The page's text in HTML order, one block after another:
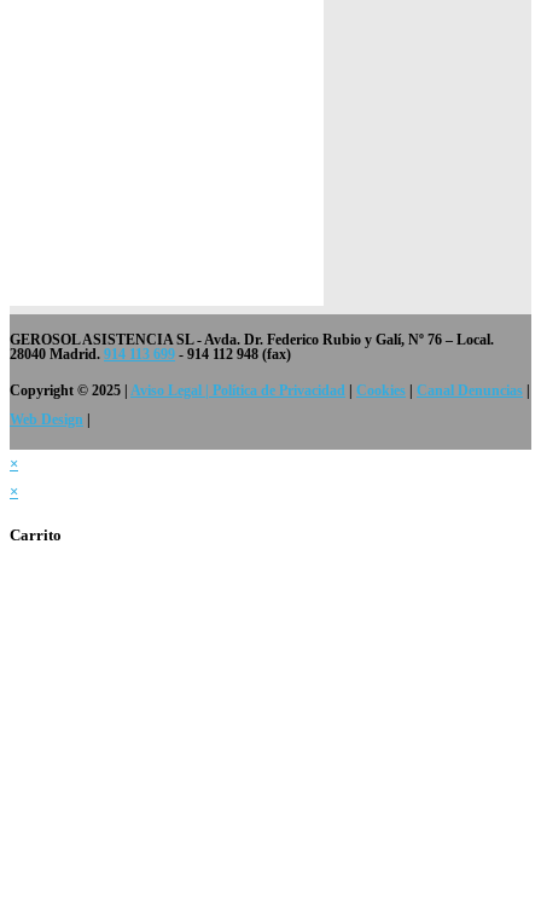
GEROSOL ASISTENCIA SL- Avda. Dr. Federico Rubio y Galí, Nº 76 – Local.
28040 Madrid. 914 113 699 - 914 112 948 (fax)
Copyright © 2025 | Aviso Legal | Política de Privacidad Cookies Canal Denuncias
Web Design
×
×
Carrito